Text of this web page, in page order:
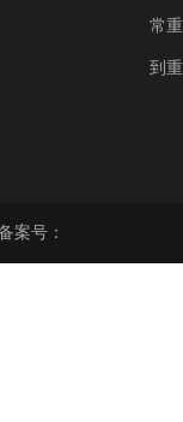
常
到
案号：